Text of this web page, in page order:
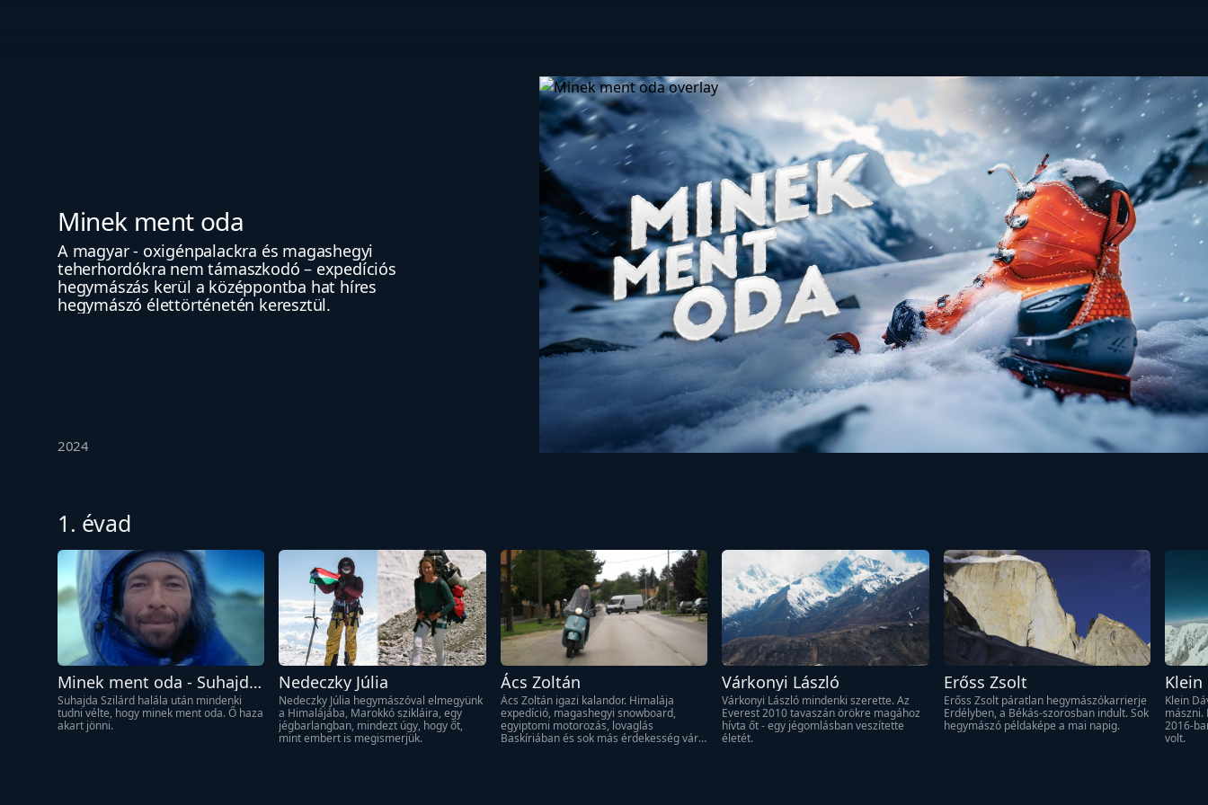
Minek ment oda
A magyar - oxigénpalackra és magashegyi
teherhordókra nem támaszkodó – expedíciós
hegymászás kerül a középpontba hat híres
hegymászó élettörténetén keresztül.
2024
1. évad
Minek ment oda - Suhajda
Szilárd
Suhajda Szilárd halála után mindenki
tudni vélte, hogy minek ment oda. Ő haza
akart jönni.
Nedeczky Júlia
Nedeczky Júlia hegymászóval elmegyünk
a Himalájába, Marokkó szikláira, egy
jégbarlangban, mindezt úgy, hogy őt,
mint embert is megismerjük.
Ács Zoltán
Ács Zoltán igazi kalandor. Himalája
expedíció, magashegyi snowboard,
egyiptomi motorozás, lovaglás
Baskíriában és sok más érdekesség várja
Várkonyi László
Várkonyi László mindenki szerette. Az
Everest 2010 tavaszán örökre magához
hívta őt - egy jégomlásban veszítette
életét.
Erőss Zsolt
Erőss Zsolt páratlan hegymászókarrierje
Erdélyben, a Békás-szorosban indult. Sok
hegymászó példaképe a mai napig.
Klein
Klein
mászni.
2016-
volt.